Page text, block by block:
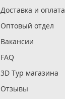
Доставка и оплата
Оптовый отдел
Вакансии
FAQ
3D Тур магазина
Отзывы